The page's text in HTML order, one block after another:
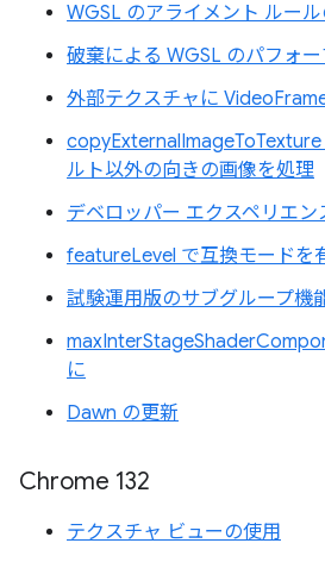
WGSL のアライメント ルー
破棄による WGSL のパフォ
外部テクスチャに
copyExternalImageToTexture
ルト以外の向きの画像を処理
デベロッパー エクスペリエン
featureLevel で互換モードを
試験運用版のサブグループ機
に
Dawn の更新
Chrome 132
テクスチャ ビューの使用